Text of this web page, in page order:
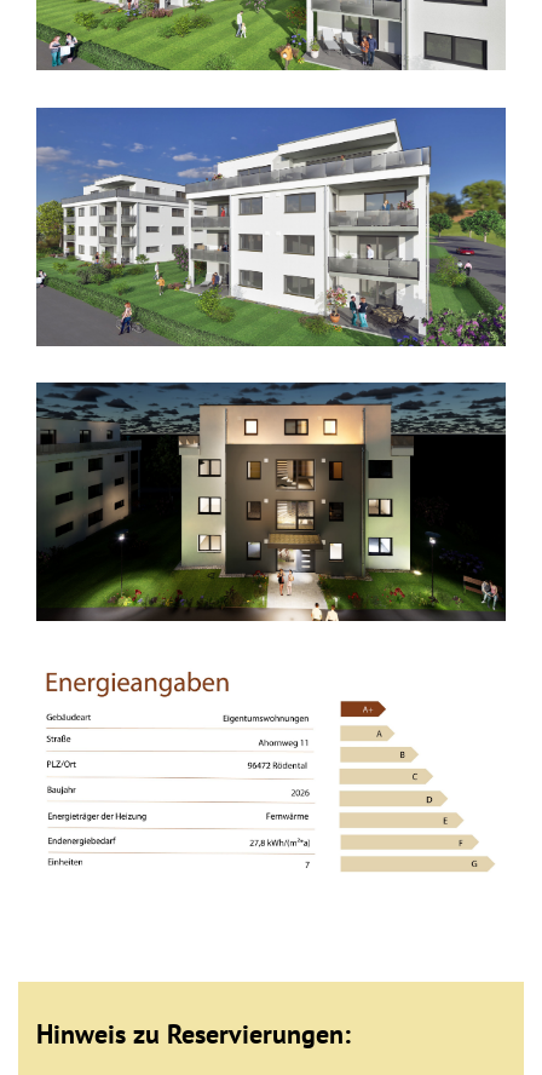
Hinweis zu Reservierungen: